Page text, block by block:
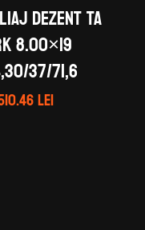
DEZENT TA
8.00×19
37/71,6
lei